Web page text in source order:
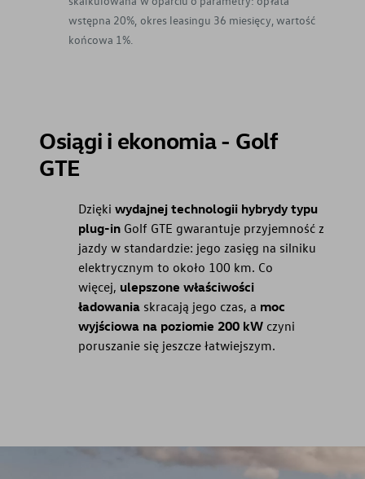
wstępna 20%, okres leasingu 36 miesięcy, wartość
końcowa 1%.
Osiągi i ekonomia - Golf
GTE
Dzięki wydajnej technologii hybrydy typu
plug-in Golf GTE gwarantuje przyjemność z
jazdy w standardzie: jego zasięg na silniku
elektrycznym to około 100 km. Co
więcej, ulepszone właściwości
ładowania skracają jego czas, a moc
wyjściowa na poziomie 200 kW czyni
poruszanie się jeszcze łatwiejszym.